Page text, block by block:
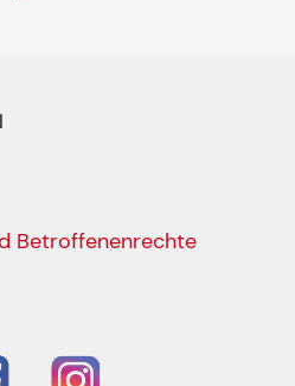
Betroffenenrechte